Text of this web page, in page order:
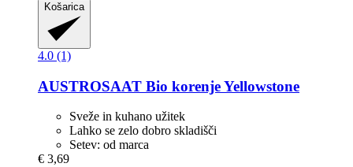
Košarica
4.0 (1)
AUSTROSAAT Bio korenje Yellowstone
Sveže in kuhano užitek
Lahko se zelo dobro skladišči
Setev: od marca
€ 3,69